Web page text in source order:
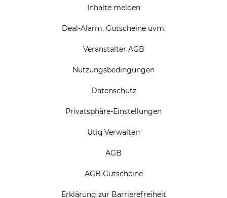
Inhalte melden
Deal-Alarm, Gutscheine uvm.
Veranstalter AGB
Nutzungsbedingungen
Datenschutz
Privatsphäre-Einstellungen
Utiq Verwalten
AGB
AGB Gutscheine
Erklärung zur Barrierefreiheit